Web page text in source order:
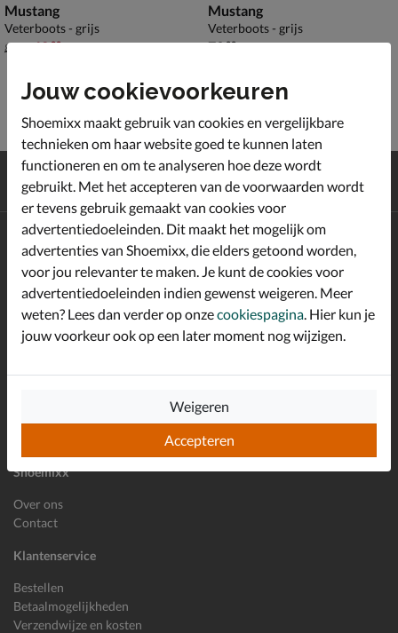
Mustang
Veterboots - grijs
van € 89,99 voor € 62,99
89 62,99
Mustang
Veterboots - grijs
€ 79,99
79,99
Gratisverzending en retour*
Achterafbetalen
Shoemixx
Over ons
Contact
Klantenservice
Bestellen
Betaalmogelijkheden
Verzendwijze en kosten
Altijd op de hoogte zijn?
Schrijf je in voor de Shoemixx nieuwsbrief en ontvang €10,-
welkomstkorting!*
E-mailadres
Jouw cookievoorkeuren
Shoemixx maakt gebruik van cookies en vergelijkbare
technieken om haar website goed te kunnen laten
functioneren en om te analyseren hoe deze wordt
gebruikt. Met het accepteren van de voorwaarden wordt
er tevens gebruik gemaakt van cookies voor
advertentiedoeleinden. Dit maakt het mogelijk om
advertenties van Shoemixx, die elders getoond worden,
voor jou relevanter te maken. Je kunt de cookies voor
advertentiedoeleinden indien gewenst weigeren. Meer
weten? Lees dan verder op onzecookiespagina . Hier kun je
jouw voorkeur ook op een later moment nog wijzigen.
Accepteren
Weigeren